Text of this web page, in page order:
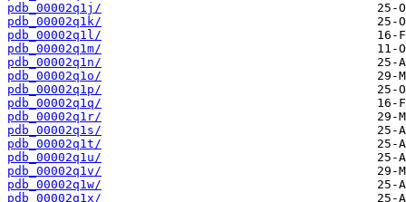
pdb_00002q1j/
pdb_00002q1k/
pdb_00002q1l/
pdb_00002q1m/
pdb_00002q1n/
pdb_00002q1o/
pdb_00002q1p/
pdb_00002q1q/
pdb_00002q1r/
pdb_00002q1s/
pdb_00002q1t/
pdb_00002q1u/
pdb_00002q1v/
pdb_00002q1w/
pdb_00002q1x/